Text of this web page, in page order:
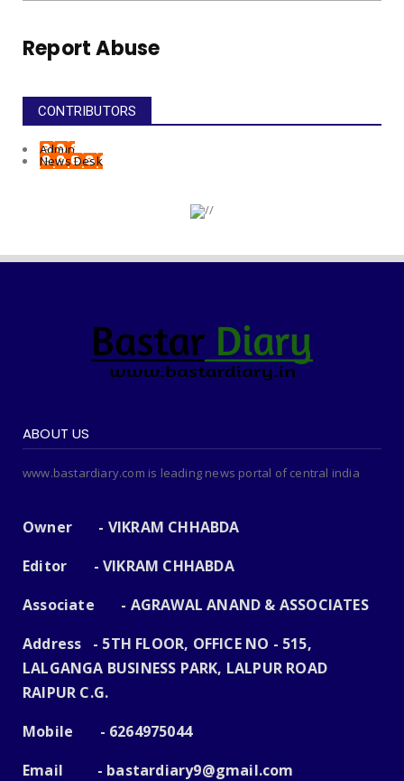
Report Abuse
CONTRIBUTORS
Admin
News Desk
ABOUT US
www.bastardiary.com is leading news portal of central india
Owner - VIKRAM CHHABDA
Editor - VIKRAM CHHABDA
Associate - AGRAWAL ANAND & ASSOCIATES
Address - 5TH FLOOR, OFFICE NO - 515,
LALGANGA BUSINESS PARK, LALPUR ROAD
RAIPUR C.G.
Mobile - 6264975044
Email - bastardiary9@gmail.com